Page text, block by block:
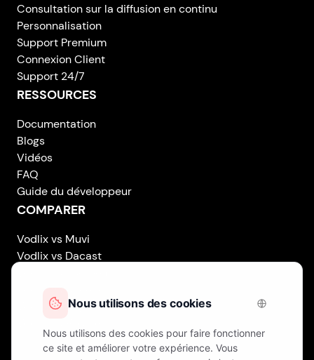
Consultation sur la diffusion en continu
Personnalisation
Support Premium
Connexion Client
Support 24/7
RESSOURCES
Documentation
Blogs
Vidéos
FAQ
Guide du développeur
COMPARER
Vodlix vs Muvi
Vodlix vs Dacast
Vodlix vs Brightcove